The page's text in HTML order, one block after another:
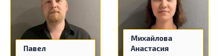
Павел
Михайлова
Анастасия